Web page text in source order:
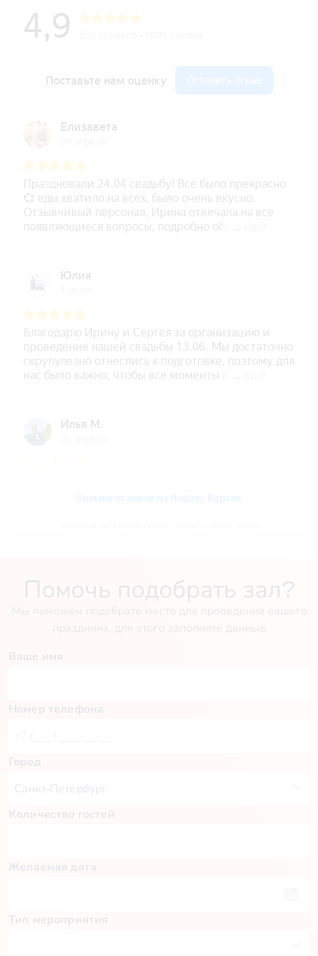
Помочь подобрать зал?
Мы поможем подобрать место для проведения вашего
праздника, для этого заполните данные
Ваше имя
Номер телефона
Город
Количество гостей
Желаемая дата
Тип мероприятия